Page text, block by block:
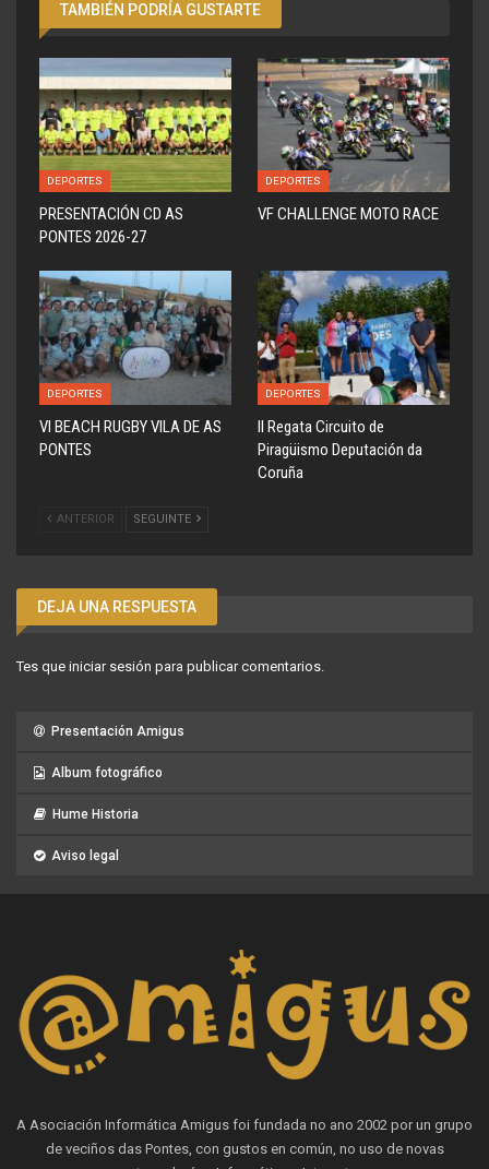
TAMBIÉN PODRÍA GUSTARTE
DEPORTES
PRESENTACIÓN CD AS
PONTES 2026-27
DEPORTES
VF CHALLENGE MOTO RACE
DEPORTES
VI BEACH RUGBY VILA DE AS
PONTES
DEPORTES
ll Regata Circuito de
Piragüismo Deputación da
Coruña
ANTERIOR SEGUINTE
DEJA UNA RESPUESTA
Tes que iniciar sesión para publicar comentarios.
Presentación Amigus
Album fotográfico
Hume Historia
Aviso legal
A Asociación Informática Amigus foi fundada no ano 2002 por un grupo
de veciños das Pontes, con gustos en común, no uso de novas